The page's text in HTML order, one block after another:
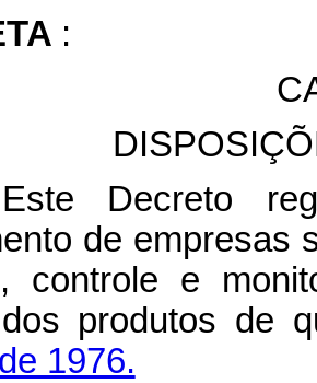
:
Decreto
de empresas
controle e
dos produtos de
1976.